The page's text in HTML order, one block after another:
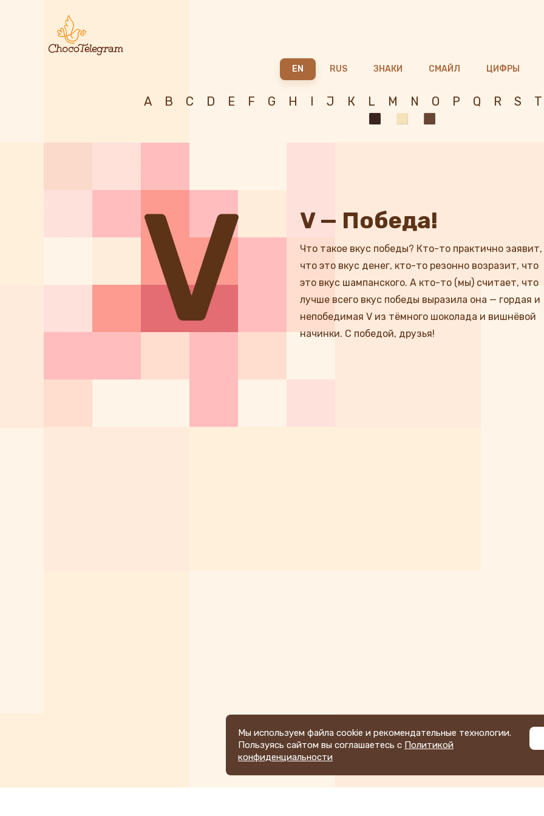
EN RUS ЗНАКИ СМАЙЛ ЦИФРЫ
А В С D Е F G Н I J К L М N О Р Q R S Т
V V — Победа!
Что такое вкус победы? Кто-то практично заявит,
что это вкус денег, кто-то резонно возразит, что
это вкус шампанского. А кто-то (мы) считает, что
лучше всего вкус победы выразила она — гордая и
непобедимая V из тёмного шоколада и вишнёвой
начинки. С победой, друзья!
Мы используем файла cookie и рекомендательные технологии.
Пользуясь сайтом вы соглашаетесь с Политикой
конфиденциальности